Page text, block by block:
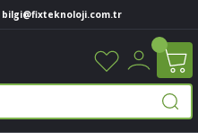
bilgi@fixteknoloji.com.tr